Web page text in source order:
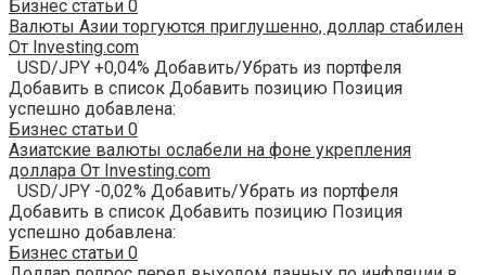
Бизнес статьи 0
Валюты Азии торгуются приглушенно, доллар стабилен
От Investing.com
USD/JPY +0,04% Добавить/Убрать из портфеля
Добавить в список Добавить позицию Позиция
успешно добавлена:
Бизнес статьи 0
Азиатские валюты ослабели на фоне укрепления
доллара От Investing.com
USD/JPY -0,02% Добавить/Убрать из портфеля
Добавить в список Добавить позицию Позиция
успешно добавлена:
Бизнес статьи 0